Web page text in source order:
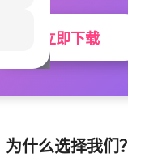
立即下载
为什么选择我们？